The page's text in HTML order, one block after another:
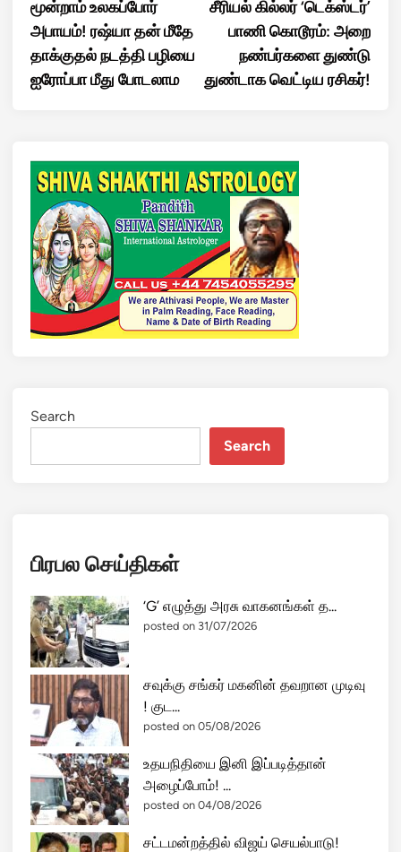
navigationarticle:
மூன்றாம் உலகப்போர்
அபாயம்! ரஷ்யா தன் மீதே
தாக்குதல் நடத்தி பழியை
ஐரோப்பா மீது போடலாம
சீரியல் கில்லர் ‘டெக்ஸ்டர்’
பாணி கொடூரம்: அறை
நண்பர்களை துண்டு
துண்டாக வெட்டிய ரசிகர்!
Search
Search
பிரபல செய்திகள்
‘G’ எழுத்து அரசு வாகனங்கள் த...
posted on 31/07/2026
சவுக்கு சங்கர் மகனின் தவறான முடிவு
! குட...
posted on 05/08/2026
உதயநிதியை இனி இப்படித்தான்
அழைப்போம்! ...
posted on 04/08/2026
சட்டமன்றத்தில் விஜய் செயல்பாடு!